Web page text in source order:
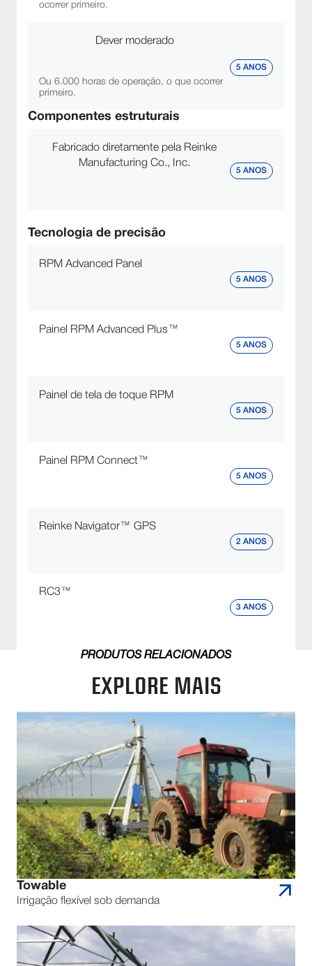
ocorrer primeiro.
Dever moderado
Ou 6.000 horas de operação, o que ocorrer
primeiro.
5 ANOS
Componentes estruturais
Fabricado diretamente pela Reinke
Manufacturing Co., Inc.
5 ANOS
Tecnologia de precisão
RPM Advanced Panel
5 ANOS
Painel RPM Advanced Plus™
5 ANOS
Painel de tela de toque RPM
5 ANOS
Painel RPM Connect™
5 ANOS
Reinke Navigator™ GPS
2 ANOS
RC3™
3 ANOS
PRODUTOS RELACIONADOS
EXPLORE MAIS
Towable
Irrigação flexível sob demanda